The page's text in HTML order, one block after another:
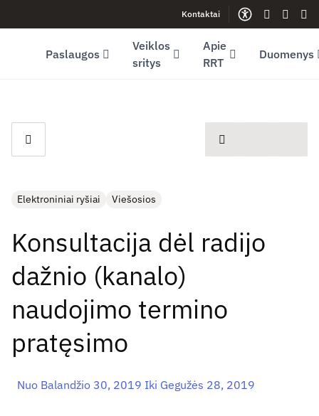
Youtube (opens in new window)Kontaktai
Gestų
Paslaugos
Veiklos
sritys
Apie
RRT
Duomenys
spausdinti
Elektroniniai ryšiai Viešosios
Konsultacija dėl radijo
dažnio (kanalo)
naudojimo termino
pratęsimo
Nuo Balandžio 30, 2019 Iki Gegužės 28, 2019